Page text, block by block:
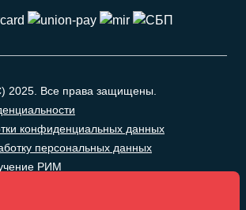
2025. Все права защищены.
конфиденциальных данных
персональных данных
РИМ